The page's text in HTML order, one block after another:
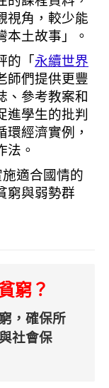
視角，較少能
本土故事」。
的「永續世界
師們提供更豐
、參考教案和
進學生的批判
經濟實例，
法。
適合國情的
窮與弱勢群
窮？
，確保所
社會保